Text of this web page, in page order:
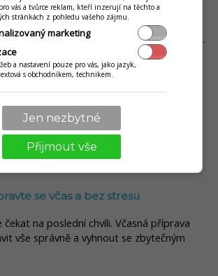
(DIS+)
odeslaná data přehledně ve svém
lepší kontrolu, ale i dohled ze strany státu.
úmyslné obcházení systému hrozí
neověřená nebo „fake“ řešení, která
dat.
se včas a bez stresu
čekat na poslední chvíli. Včasná příprava
vše správně a vyhnout se zbytečným
vás a tvůrce reklam, kteří inzerují na těchto a
stránkách z pohledu vašeho zájmu.
marketing
a nastavení pouze pro vás, jako jazyk,
s obchodníkem, technikem.
Jen nezbytné
Přijmout vše